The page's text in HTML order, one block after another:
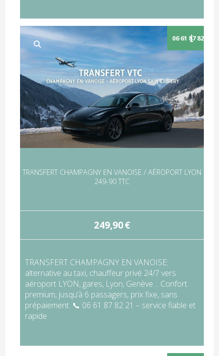
TRANSFERT CHAMPAGNY EN VANOISE / AÉROPORT LYON
249-90 TTC
249,90€
TRANSFERT CHAMPAGNY EN VANOISE:
alternative au taxi, chauffeur privé 24/7 vers
aéroport LYON, gares, Lyon, Genève… Confort
premium, jusqu’à 6 passagers, prix fixe, sans
prépaiement. 📞 06 61 87 82 21 – service fiable et
rapide